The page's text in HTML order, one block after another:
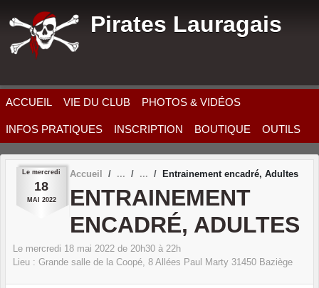
Pirates Lauragais
ACCUEIL VIE DU CLUB PHOTOS & VIDÉOS
INFOS PRATIQUES INSCRIPTION BOUTIQUE OUTILS
Le mercredi
18
MAI 2022
Accueil Entrainement encadré, Adultes
ENTRAINEMENT
ENCADRÉ, ADULTES
Le mercredi 18 mai 2022 de 20h30 à 22h
Lieu : Grande salle de la Coopé, 8 Allées Paul Marty 31450 Baziège